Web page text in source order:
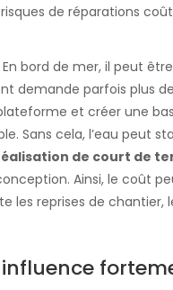
de réparations
bord de mer, il peut
demande parfois plus
et créer une
Sans cela, l’eau peut
de court de
Ainsi, le coût
les reprises de chantier,